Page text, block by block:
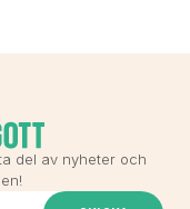
del av nyheter och